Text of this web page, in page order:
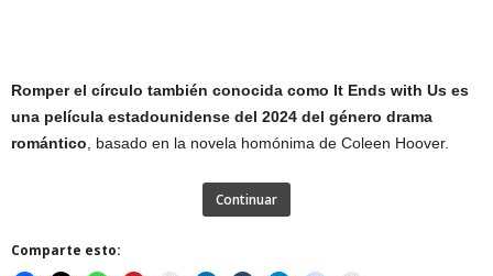
Romper el círculo también conocida como It Ends with Us es
una película estadounidense del 2024 del género drama
romántico , basado en la novela homónima de Coleen Hoover.
Continuar
Comparte esto: